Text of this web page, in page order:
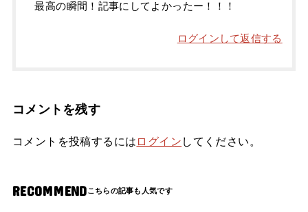
最高の瞬間！記事にしてよかったー！！！
ログインして返信する
コメントを残す
コメントを投稿するには ログイン してください。
RECOMMEND